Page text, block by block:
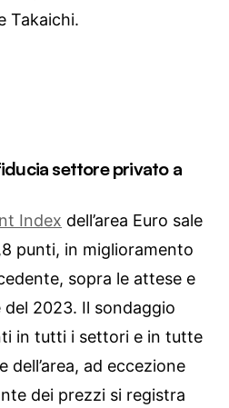
Takaichi.
settore privato a
Index dell’area Euro sale
punti, in miglioramento
sopra le attese e
del 2023. Il sondaggio
in tutti i settori e in tutte
dell’area, ad eccezione
dei prezzi si registra